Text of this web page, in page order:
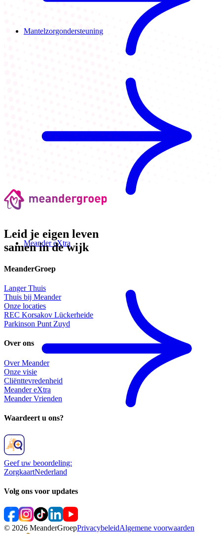
Mantelzorgondersteuning
Meander eXtra
Leid je eigen leven
samen in de wijk
MeanderGroep
Langer Thuis
Thuis bij Meander
Onze locaties
REC Korsakov Lückerheide
Parkinson Punt Zuyd
Over ons
Over Meander
Onze visie
Cliënttevredenheid
Meander eXtra
Meander Vrienden
Waardeert u ons?
Geef uw beoordeling:
ZorgkaartNederland
Volg ons voor updates
© 2026 MeanderGroepPrivacybeleidAlgemene voorwaarden